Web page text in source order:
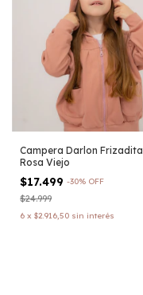
Campera Darlon Frizadita
Rosa Viejo
$17.499 -30% OFF
$24.999
6 x $2.916,50 sin interés